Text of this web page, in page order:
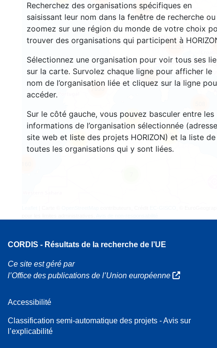
Recherchez des organisations spécifiques en
saisissant leur nom dans la fenêtre de recherche ou
zoomez sur une région du monde de votre choix
trouver des organisations qui participent à
Sélectionnez une organisation pour voir tous ses
sur la carte. Survolez chaque ligne pour afficher le
nom de l’organisation liée et cliquez sur la ligne
accéder.
Sur le côté gauche, vous pouvez basculer entre les
informations de l’organisation sélectionnée
site web et liste des projets HORIZON) et la liste de
toutes les organisations qui y sont liées.
29
12
59
603
7593
12231
10595
CORDIS - Résultats de la recherche de l’UE
Ce site est géré par
l’Office des publications de l’Union européenne
Accessibilité
Classification semi-automatique des projets - Avis sur
l’explicabilité